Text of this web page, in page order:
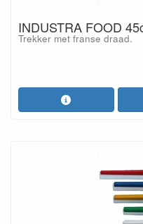
INDUSTRA FOOD
Trekker met franse draad.